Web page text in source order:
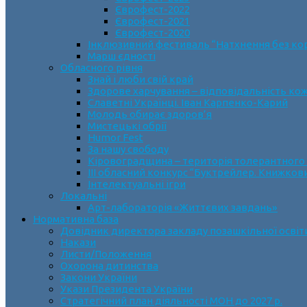
Єврофест-2022
Єврофест-2021
Єврофест-2020
Інклюзивний фестиваль “Натхнення без
Марш єдності
Обласного рівня
Знай і люби свій край
Здорове харчування – відповідальність
Славетні Українці. Іван Карпенко-Карий
Молодь обирає здоров’я
Мистецькі обрії
Humor Fest
За нашу свободу
Кіровоградщина – територія
ІII обласний конкурс “Буктрейлер.
Інтелектуальні ігри
Локальні
Арт-лабораторія «Життєвих завдань»
Нормативна база
Довідник директора закладу позашкільної
Накази
Листи/Положення
Охорона дитинства
Закони України
Укази Президента України
Стратегічний план діяльності МОН до 2027 р.